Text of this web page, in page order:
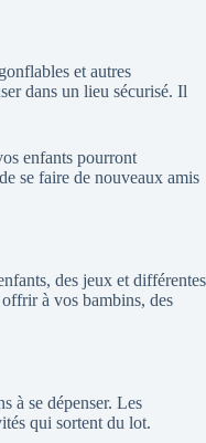
et autres
dans un lieu sécurisé. Il
enfants pourront
se faire de nouveaux amis
des jeux et différentes
à vos bambins, des
à se dépenser. Les
qui sortent du lot.